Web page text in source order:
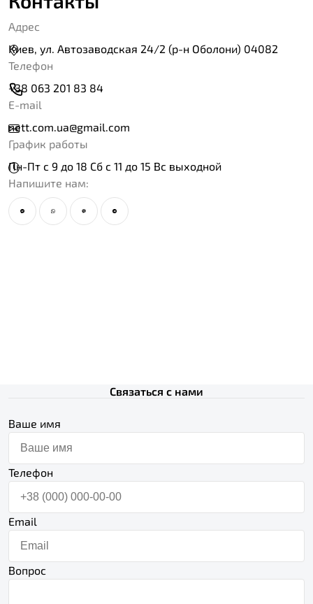
Адрес
Киев, ул. Автозаводская 24/2 (р-н Оболони) 04082
Телефон
+38 063 201 83 84
E-mail
nett.com.ua@gmail.com
График работы
Пн-Пт с 9 до 18 Сб с 11 до 15 Вс выходной
Напишите нам:
Связаться с нами
Ваше имя
Телефон
Email
Вопрос